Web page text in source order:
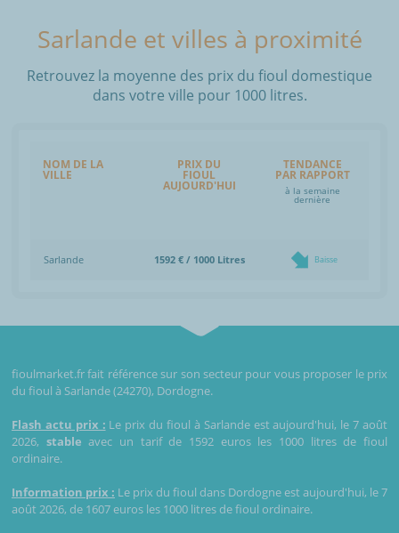
Sarlande et villes à proximité
Retrouvez la moyenne des prix du fioul domestique
dans votre ville pour 1000 litres.
NOM DE LA
VILLE
PRIX DU
FIOUL
AUJOURD'HUI
TENDANCE
PAR RAPPORT
à la semaine
dernière
Sarlande 1592 € / 1000 Litres Baisse
fioulmarket.fr fait référence sur son secteur pour vous proposer le prix
du fioul à Sarlande (24270), Dordogne.
Flash actu prix : Le prix du fioul à Sarlande est aujourd'hui, le 7 août
2026, stable avec un tarif de 1592 euros les 1000 litres de fioul
ordinaire.
Information prix : Le prix du fioul dans Dordogne est aujourd'hui, le 7
août 2026, de 1607 euros les 1000 litres de fioul ordinaire.